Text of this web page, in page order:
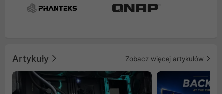
Artykuły Zobacz więcej artykułów